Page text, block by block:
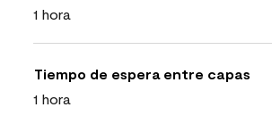
1 hora
Tiempo de espera entre capas
1 hora